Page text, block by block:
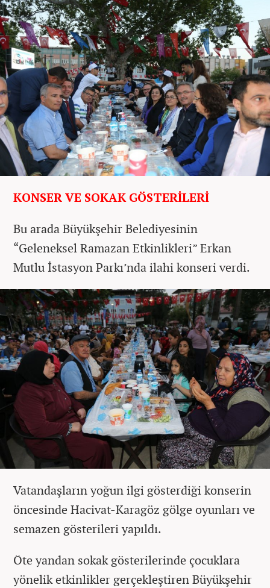
KONSER VE SOKAK GÖSTERİLERİ
Bu arada Büyükşehir Belediyesinin
“Geleneksel Ramazan Etkinlikleri” Erkan
Mutlu İstasyon Parkı’nda ilahi konseri verdi.
Vatandaşların yoğun ilgi gösterdiği konserin
öncesinde Hacivat-Karagöz gölge oyunları ve
semazen gösterileri yapıldı.
Öte yandan sokak gösterilerinde çocuklara
yönelik etkinlikler gerçekleştiren Büyükşehir